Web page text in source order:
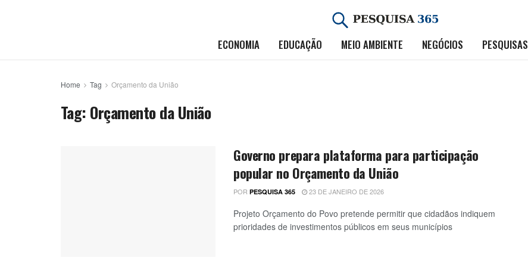
ECONOMIA EDUCAÇÃO MEIO AMBIENTE NEGÓCIOS PESQUISAS
Home Tag Orçamento da União
Tag: Orçamento da União
Governo prepara plataforma para participação
popular no Orçamento da União
POR PESQUISA 365 23 DE JANEIRO DE 2026
Projeto Orçamento do Povo pretende permitir que cidadãos indiquem
prioridades de investimentos públicos em seus municípios